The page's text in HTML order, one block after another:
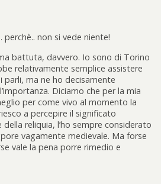
perchè.. non si vede niente!
battuta, davvero. Io sono di Torino
relativamente semplice assistere
parli, ma ne ho decisamente
Diciamo che per la mia
per come vivo al momento la
a percepire il significato
della reliquia, l’ho sempre considerato
vagamente medievale. Ma forse
vale la pena porre rimedio e